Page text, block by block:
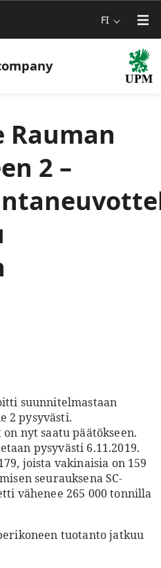
FI
Rauman
2 –
suunnitelmastaan
2 pysyvästi.
nyt saatu päätökseen.
pysyvästi 6.11.2019.
joista vakinaisia on 159
seurauksena SC-
vähenee 265 000 tonnilla
tuotanto jatkuu